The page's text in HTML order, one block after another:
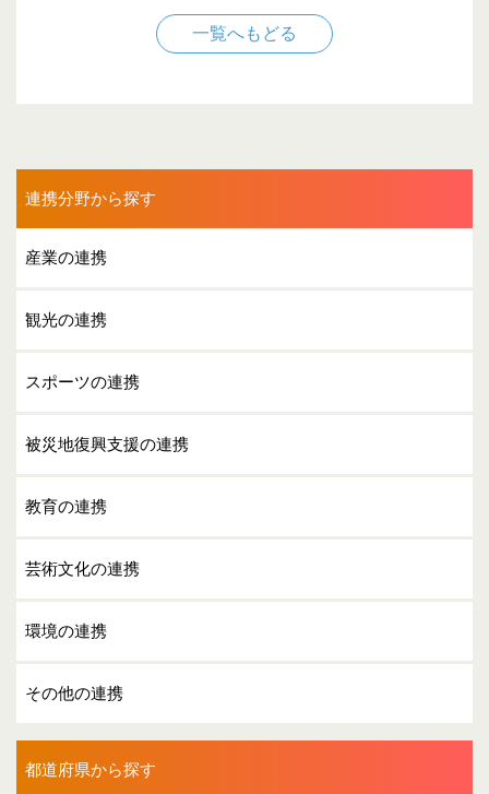
一覧へもどる
連携分野から探す
産業の連携
観光の連携
スポーツの連携
被災地復興支援の連携
教育の連携
芸術文化の連携
環境の連携
その他の連携
都道府県から探す